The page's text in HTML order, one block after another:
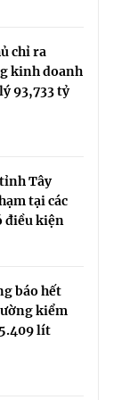
chỉ ra
kinh doanh
93,733 tỷ
Tây
tại các
điều kiện
báo hết
kiểm
lít